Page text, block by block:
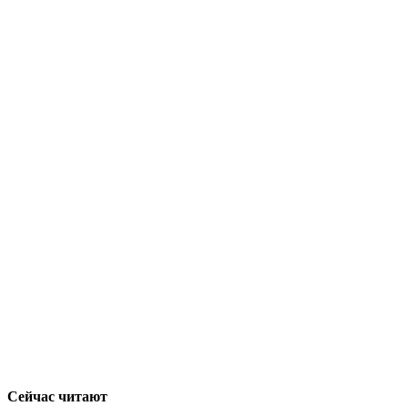
Сейчас читают